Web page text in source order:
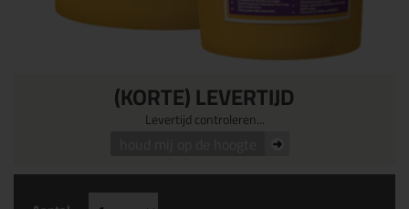
(KORTE) LEVERTIJD
Levertijd controleren...